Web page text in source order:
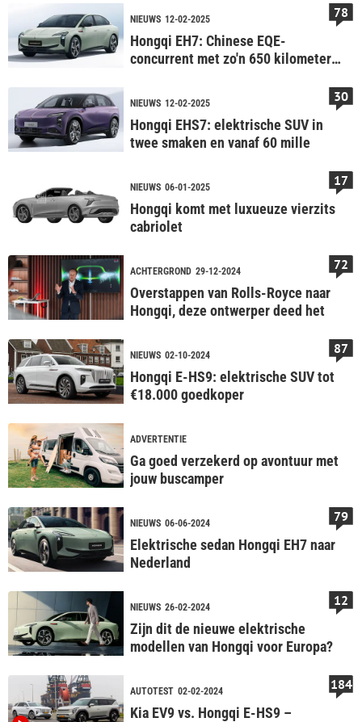
NIEUWS 12-02-2025
Hongqi EH7: Chinese EQE-
concurrent met zo'n 650 kilometer
78
NIEUWS 12-02-2025
Hongqi EHS7: elektrische SUV in
twee smaken en vanaf 60 mille
30
NIEUWS 06-01-2025
Hongqi komt met luxueuze vierzits
cabriolet
17
ACHTERGROND 29-12-2024
Overstappen van Rolls-Royce naar
Hongqi, deze ontwerper deed het
72
NIEUWS 02-10-2024
Hongqi E-HS9: elektrische SUV tot
€18.000 goedkoper
87
ADVERTENTIE
Ga goed verzekerd op avontuur met
jouw buscamper
NIEUWS 06-06-2024
Elektrische sedan Hongqi EH7 naar
Nederland
79
NIEUWS 26-02-2024
Zijn dit de nieuwe elektrische
modellen van Hongqi voor Europa?
12
AUTOTEST 02-02-2024
Kia EV9 vs. Hongqi E-HS9 –
184